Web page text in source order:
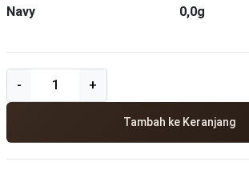
Navy 0,0g
Tambah ke Keranjang